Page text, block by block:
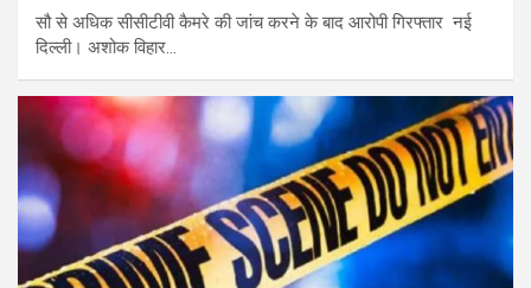
सौ से अधिक सीसीटीवी कैमरे की जांच करने के बाद आरोपी गिरफ्तार नई
दिल्ली। अशोक विहार…